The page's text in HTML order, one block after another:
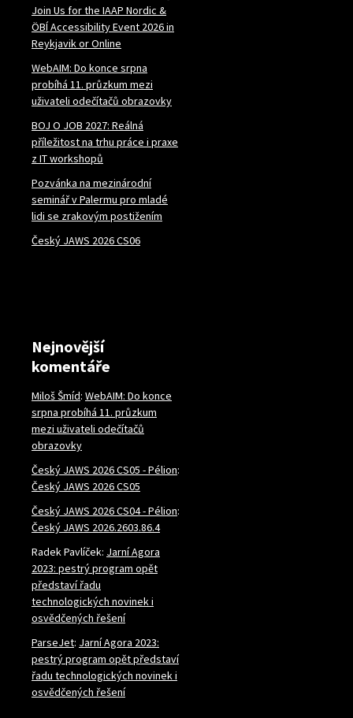
Join Us for the IAAP Nordic &
ÖBÍ Accessibility Event 2026 in
Reykjavik or Online
WebAIM: Do konce srpna
probíhá 11. průzkum mezi
uživateli odečítačů obrazovky
BOJ O JOB 2027: Reálná
příležitost na trhu práce i praxe
z IT workshopů
Pozvánka na mezinárodní
seminář v Palermu pro mladé
lidi se zrakovým postižením
Český JAWS 2026 CS06
Nejnovější
komentáře
Miloš Šmíd: WebAIM: Do konce
srpna probíhá 11. průzkum
mezi uživateli odečítačů
obrazovky
Český JAWS 2026 CS05 - Pélion:
Český JAWS 2026 CS05
Český JAWS 2026 CS04 - Pélion:
Český JAWS 2026.2603.86.4
Radek Pavlíček: Jarní Agora
2023: pestrý program opět
představí řadu
technologických novinek i
osvědčených řešení
ParseJet: Jarní Agora 2023:
pestrý program opět představí
řadu technologických novinek i
osvědčených řešení